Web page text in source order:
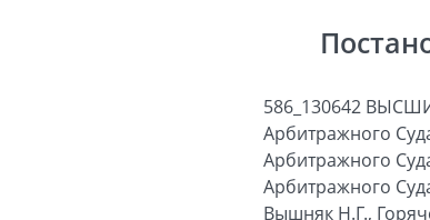
586_130642 ВЫСШИЙ АРБИТРАЖНЫЙ СУД РОССИЙСКОЙ ФЕДЕРАЦИИ ПОСТАНОВЛЕНИЕ Президиума Высшего Арбитражного Суда Российской Федерации № 13640/09 Москва 25 февраля 2010 г. Президиум Высшего Арбитражного Суда Российской Федерации в составе: председательствующего - Председателя Высшего Арбитражного Суда Российской Федерации Иванова А.А.; членов Президиума: Амосова С.М., Витрянского В.В., Вышняк Н.Г., Горячевой Ю.Ю., Завьяловой Т.В., Иванниковой Н.П., Козловой О.А., Маковской А.А., Сарбаша С.В., Юхнея М.Ф. - рассмотрел заявление общества с ограниченной ответственностью «Новострой» о пересмотре в порядке надзора решения Арбитражного суда Новосибирской области от 09.04.2009 по делу № А45-1139/2009-17/24, постановления Седьмого арбитражного апелляционного суда от 17.06.2009 и постановления Федерального арбитражного суда Западно-Сибирского округа от 07.09.2009 по тому же делу. В заседании приняли участие представители Управления Федеральной налоговой службы по Новосибирской области - Васин А.В., Овчар О.В., Соколов В.В., Хвощенко М.П. Заслушав и обсудив доклад судьи Завьяловой Т.В. и объяснения представителей участвующего в деле лица, Президиум установил следующее. Общество с ограниченной ответственностью «Новострой» (далее - общество) обратилось в Арбитражный суд Новосибирской области с заявлением о признании недействительными решения Инспекции Федеральной налоговой службы по Железнодорожному району города Новосибирска (далее - инспекция) от 22.10.2008 № 16-11/35, принятого по результатам выездной налоговой проверки соблюдения обществом положений действующего налогового законодательства за 2005 - 2007 годы, а также решения Управления Федеральной